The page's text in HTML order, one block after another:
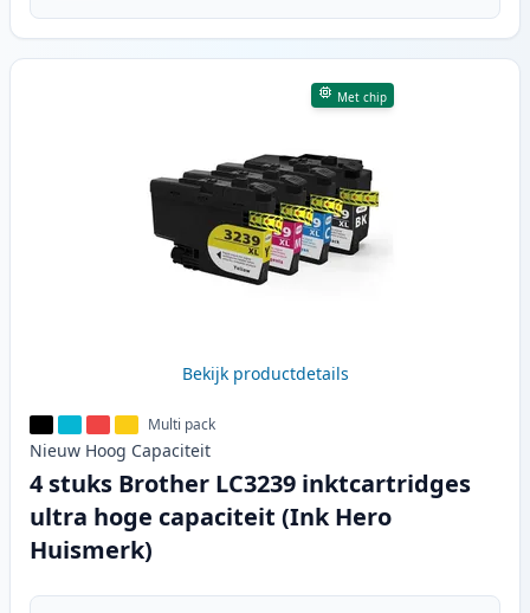
Met chip
Bekijk productdetails
Multi pack
Nieuw Hoog Capaciteit
4 stuks Brother LC3239 inktcartridges
ultra hoge capaciteit (Ink Hero
Huismerk)